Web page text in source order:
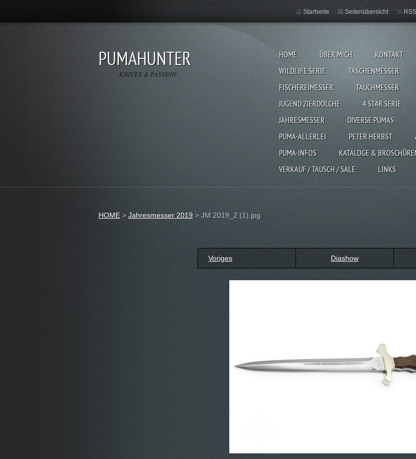
PUMAHUNTER
KNIVES & PASSION
HOME ÜBER MICH KONTAKT
WILDLIFE SERIE
TASCHENMESSER
FISCHEREIMESSER
TAUCHMESSER
JUGEND ZIERDOLCHE
4 STAR SERIE
JAHRESMESSER
DIVERSE PUMAS
PUMA-ALLERLEI
PETER HERBST
PUMA-INFOS
KATALOGE &
VERKAUF / TAUSCH / SALE
LINKS
Startseite Seitenübersicht RSS
HOME > Jahresmesser 2019 > JM 2019_2 (1).jpg
Voriges Diashow